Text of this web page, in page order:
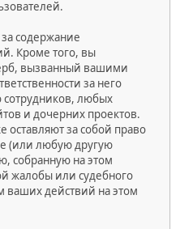
содержание
Кроме того, вы
вызванный вашими
за него
сотрудников, любых
и дочерних проектов.
оставляют за собой право
(или любую другую
собранную на этом
жалобы или судебного
ваших действий на этом